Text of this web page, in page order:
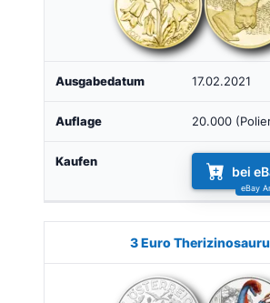
17.02.2021
20.000
bei
3 Euro